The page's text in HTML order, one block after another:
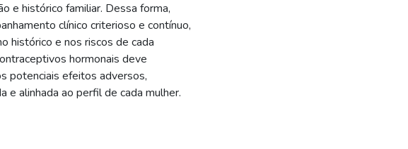
e histórico familiar. Dessa forma,
clínico criterioso e contínuo,
histórico e nos riscos de cada
hormonais deve
potenciais efeitos adversos,
e alinhada ao perfil de cada mulher.